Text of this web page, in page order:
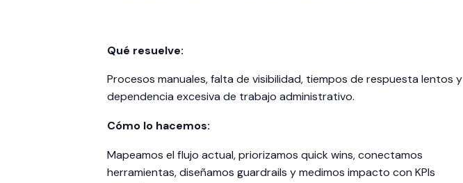
Qué resuelve:
Procesos manuales, falta de visibilidad, tiempos de respuesta lentos y
dependencia excesiva de trabajo administrativo.
Cómo lo hacemos:
Mapeamos el flujo actual, priorizamos quick wins, conectamos
herramientas, diseñamos guardrails y medimos impacto con KPIs